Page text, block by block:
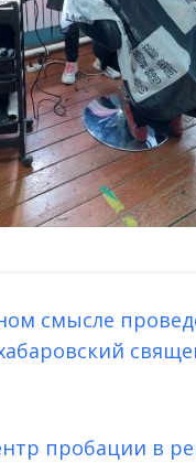
смысле
пробации в